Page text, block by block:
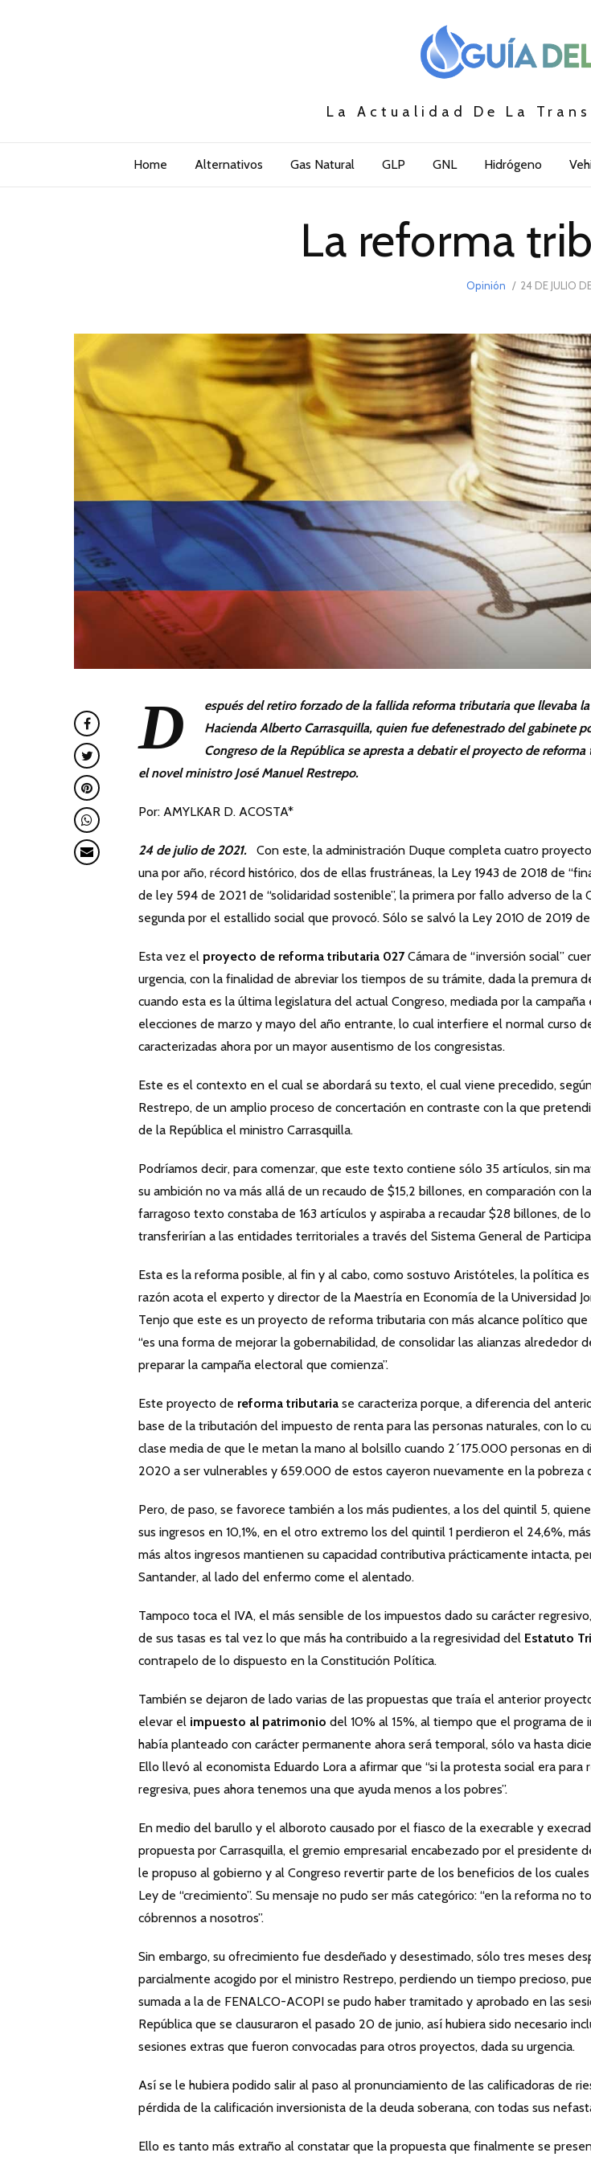
La Actualidad De La
Home Alternativos Gas Natural GLP GNL Hidrógeno
La reforma
Opinión
POSTED
24 DE JULIO
D
espués del retiro forzado de la fallida reforma tributaria que llevaba
Hacienda Alberto Carrasquilla, quien fue defenestrado del gabinete
Congreso de la República se apresta a debatir el proyecto de
el novel ministro José Manuel Restrepo.
Por: AMYLKAR D. ACOSTA*
24 de julio de 2021.
Con este, la administración Duque completa cuatro
una por año, récord histórico, dos de ellas frustráneas, la Ley 1943 de 2018 de
de ley 594 de 2021 de “solidaridad sostenible”, la primera por fallo adverso de la
segunda por el estallido social que provocó. Sólo se salvó la Ley 2010 de 2019 de
Esta vez el proyecto de reforma tributaria 027Cámara de “inversión social”
urgencia, con la finalidad de abreviar los tiempos de su trámite, dada la premura
cuando esta es la última legislatura del actual Congreso, mediada por la campaña
elecciones de marzo y mayo del año entrante, lo cual interfiere el normal curso
caracterizadas ahora por un mayor ausentismo de los congresistas.
Este es el contexto en el cual se abordará su texto, el cual viene precedido,
Restrepo, de un amplio proceso de concertación en contraste con la que
de la República el ministro Carrasquilla.
Podríamos decir, para comenzar, que este texto contiene sólo 35 artículos, sin
su ambición no va más allá de un recaudo de $15,2 billones, en comparación con
farragoso texto constaba de 163 artículos y aspiraba a recaudar $28 billones, de
transferirían a las entidades territoriales a través del Sistema General de
Esta es la reforma posible, al fin y al cabo, como sostuvo Aristóteles, la política
razón acota el experto y director de la Maestría en Economía de la Universidad
Tenjo que este es un proyecto de reforma tributaria con más alcance político
“es una forma de mejorar la gobernabilidad, de consolidar las alianzas alrededor
preparar la campaña electoral que comienza”.
Este proyecto de reforma tributaria se caracteriza porque, a diferencia del
base de la tributación del impuesto de renta para las personas naturales, con lo
clase media de que le metan la mano al bolsillo cuando 2´175.000 personas en
2020 a ser vulnerables y 659.000 de estos cayeron nuevamente en la pobreza
Pero, de paso, se favorece también a los más pudientes, a los del quintil 5,
sus ingresos en 10,1%, en el otro extremo los del quintil 1 perdieron el 24,6%,
más altos ingresos mantienen su capacidad contributiva prácticamente intacta,
Santander, al lado del enfermo come el alentado.
Tampoco toca el IVA, el más sensible de los impuestos dado su carácter
de sus tasas es tal vez lo que más ha contribuido a la regresividad del Estatuto
contrapelo de lo dispuesto en la Constitución Política.
También se dejaron de lado varias de las propuestas que traía el anterior
elevar el impuesto al patrimonio del 10% al 15%, al tiempo que el programa de
había planteado con carácter permanente ahora será temporal, sólo va hasta
Ello llevó al economista Eduardo Lora a afirmar que “si la protesta social era para
regresiva, pues ahora tenemos una que ayuda menos a los pobres”.
En medio del barullo y el alboroto causado por el fiasco de la execrable y
propuesta por Carrasquilla, el gremio empresarial encabezado por el presidente
le propuso al gobierno y al Congreso revertir parte de los beneficios de los
Ley de “crecimiento”. Su mensaje no pudo ser más categórico: “en la reforma no
cóbrennos a nosotros”.
Sin embargo, su ofrecimiento fue desdeñado y desestimado, sólo tres meses
parcialmente acogido por el ministro Restrepo, perdiendo un tiempo precioso,
sumada a la de FENALCO-ACOPI se pudo haber tramitado y aprobado en las
República que se clausuraron el pasado 20 de junio, así hubiera sido necesario
sesiones extras que fueron convocadas para otros proyectos, dada su urgencia.
Así se le hubiera podido salir al paso al pronunciamiento de las calificadoras de
pérdida de la calificación inversionista de la deuda soberana, con todas sus
Ello es tanto más extraño al constatar que la propuesta que finalmente se